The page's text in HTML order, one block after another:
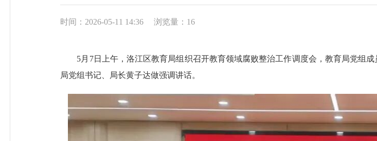
时间：2026-05-11 14:36 浏览量： 16
5月7日上午，洛江区教育局组织召开教育领域腐败整治工作调度会，教育局党组
局党组书记、局长黄子达做强调讲话。